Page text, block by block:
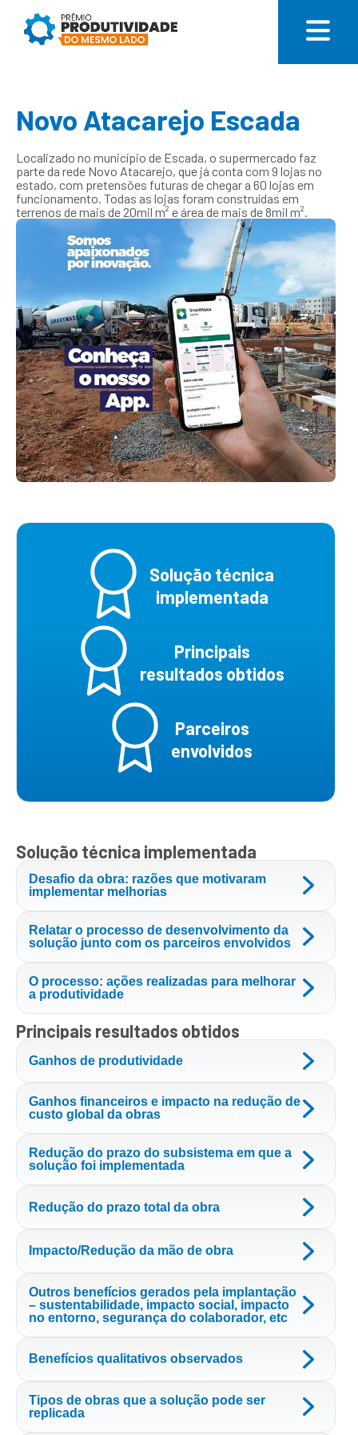
Novo Atacarejo Escada
Localizado no município de Escada, o supermercado faz
parte da rede Novo Atacarejo, que já conta com 9 lojas no
estado, com pretensões futuras de chegar a 60 lojas em
funcionamento. Todas as lojas foram construídas em
terrenos de mais de 20mil m² e área de mais de 8mil m².
Solução técnica
implementada
Principais
resultados obtidos
Parceiros
envolvidos
Solução técnica implementada
Desafio da obra: razões que motivaram
implementar melhorias
Relatar o processo de desenvolvimento da
solução junto com os parceiros envolvidos
O processo: ações realizadas para melhorar
a produtividade
Principais resultados obtidos
Ganhos de produtividade
Ganhos financeiros e impacto na redução de
custo global da obras
Redução do prazo do subsistema em que a
solução foi implementada
Redução do prazo total da obra
Impacto/Redução da mão de obra
Outros benefícios gerados pela implantação
– sustentabilidade, impacto social, impacto
no entorno, segurança do colaborador, etc
Benefícios qualitativos observados
Tipos de obras que a solução pode ser
replicada